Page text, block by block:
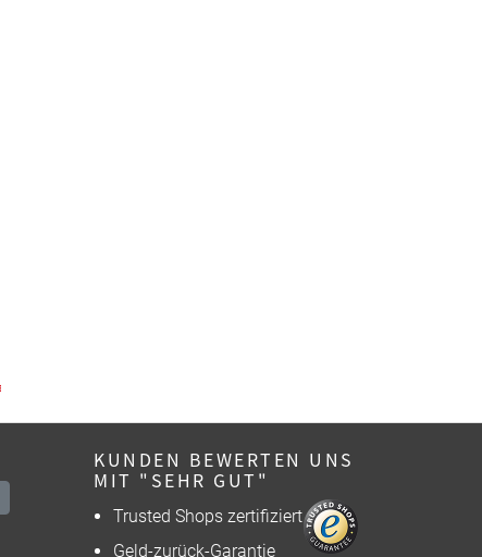
KUNDEN BEWERTEN UNS
MIT "SEHR GUT"
Trusted Shops zertifiziert
Geld-zurück-Garantie